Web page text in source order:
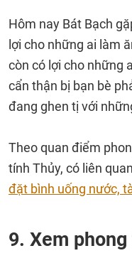
Hôm nay Bát Bạch
lợi cho những ai làm
còn có lợi cho những
cẩn thận bị bạn bè
đang ghen tị với
Theo quan điểm
tính Thủy, có liên
đặt bình uống nước,
9. Xem